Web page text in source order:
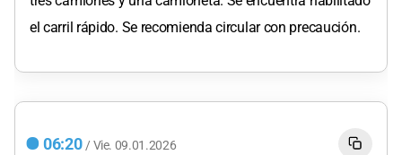
el carril rápido. Se recomienda circular con precaución.
06:20 / Vie. 09.01.2026